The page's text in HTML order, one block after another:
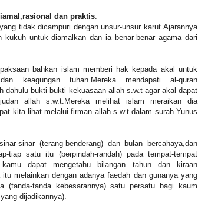
dan praktis
tidak dicampuri dengan unsur-unsur karut.Ajarannya
untuk diamalkan dan ia benar-benar agama dari
bahkan islam memberi hak kepada akal untuk
keagungan tuhan.Mereka mendapati al-quran
dahulu bukti-bukti kekuasaan allah s.w.t agar akal dapat
allah s.w.t.Mereka melihat islam meraikan dia
kita lihat melalui firman allah s.w.t dalam surah Yunus
sinar (terang-benderang) dan bulan bercahaya,dan
tiap satu itu (berpindah-randah) pada tempat-tempat
kamu dapat mengetahu bilangan tahun dan kiraan
melainkan dengan adanya faedah dan gunanya yang
(tanda-tanda kebesarannya) satu persatu bagi kaum
dijadikannya).